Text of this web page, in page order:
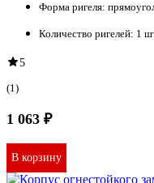
Форма ригеля:
Количество ригелей: 1
5
(1)
1 063 ₽
В корзину